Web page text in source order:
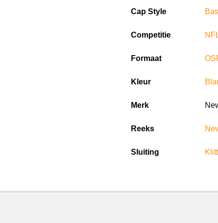
Cap Style
Competitie
Formaat
Kleur
Merk
Reeks
Sluiting